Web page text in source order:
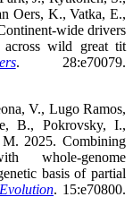
Oers, K., Vatka, E.,
wide drivers
across wild great tit
. 28:e70079.
V., Lugo Ramos,
B., Pokrovsky, I.,
2025. Combining
whole-genome
basis of partial
. 15:e70800.